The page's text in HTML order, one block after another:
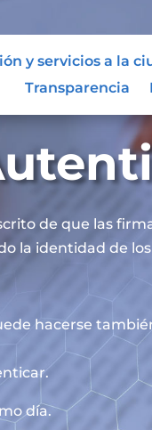
y servicios a la
Transparencia
de que las
la identidad de
hacerse
día.